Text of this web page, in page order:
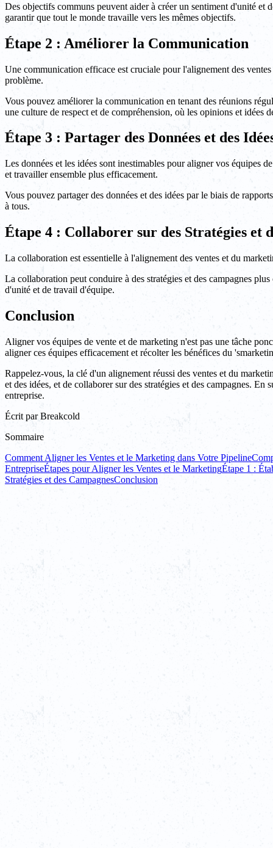
Des objectifs communs peuvent aider à créer un sentiment d'unité
garantir que tout le monde travaille vers les mêmes objectifs.
Étape 2 : Améliorer la Communication
Une communication efficace est cruciale pour l'alignement des
problème.
Vous pouvez améliorer la communication en tenant des réunions
une culture de respect et de compréhension, où les opinions et idées
Étape 3 : Partager des Données et des
Les données et les idées sont inestimables pour aligner vos équipes
et travailler ensemble plus efficacement.
Vous pouvez partager des données et des idées par le biais de
à tous.
Étape 4 : Collaborer sur des Stratégies et
La collaboration est essentielle à l'alignement des ventes et du
La collaboration peut conduire à des stratégies et des campagnes
d'unité et de travail d'équipe.
Conclusion
Aligner vos équipes de vente et de marketing n'est pas une tâche
aligner ces équipes efficacement et récolter les bénéfices du
Rappelez-vous, la clé d'un alignement réussi des ventes et du
et des idées, et de collaborer sur des stratégies et des campagnes.
entreprise.
Écrit par Breakcold
Sommaire
Comment Aligner les Ventes et le Marketing dans Votre Pipeline
EntrepriseÉtapes pour Aligner les Ventes et le MarketingÉtape 1 :
Stratégies et des CampagnesConclusion